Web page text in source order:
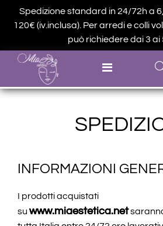
Spedizione standard in 24/72h a
120€ (iv.inclusa). Per arredi e colli
può richiedere dai 3 ai
Open menu
INFORMAZIONI
I prodotti acquistati
su www.miaestetica.net